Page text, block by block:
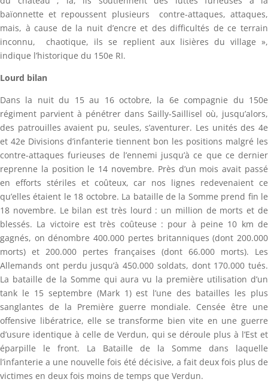
baïonnette et repoussent plusieurs contre-attaques, attaques,
mais, à cause de la nuit d’encre et des difficultés de ce terrain
inconnu, chaotique, ils se replient aux lisières du village »,
indique l’historique du 150e RI.
Lourd bilan
Dans la nuit du 15 au 16 octobre, la 6e compagnie du 150e
régiment parvient à pénétrer dans Sailly-Saillisel où, jusqu’alors,
des patrouilles avaient pu, seules, s’aventurer. Les unités des 4e
et 42e Divisions d’infanterie tiennent bon les positions malgré les
contre-attaques furieuses de l’ennemi jusqu’à ce que ce dernier
reprenne la position le 14 novembre. Près d’un mois avait passé
en efforts stériles et coûteux, car nos lignes redevenaient ce
qu’elles étaient le 18 octobre. La bataille de la Somme prend fin le
18 novembre. Le bilan est très lourd : un million de morts et de
blessés. La victoire est très coûteuse : pour à peine 10 km de
gagnés, on dénombre 400.000 pertes britanniques (dont 200.000
morts) et 200.000 pertes françaises (dont 66.000 morts). Les
Allemands ont perdu jusqu’à 450.000 soldats, dont 170.000 tués.
La bataille de la Somme qui aura vu la première utilisation d’un
tank le 15 septembre (Mark 1) est l’une des batailles les plus
sanglantes de la Première guerre mondiale. Censée être une
offensive libératrice, elle se transforme bien vite en une guerre
d’usure identique à celle de Verdun, qui se déroule plus à l’Est et
éparpille le front.
La Bataille de la Somme dans laquelle
l’infanterie a une nouvelle fois été décisive, a fait deux fois plus de
victimes en deux fois moins de temps que Verdun.